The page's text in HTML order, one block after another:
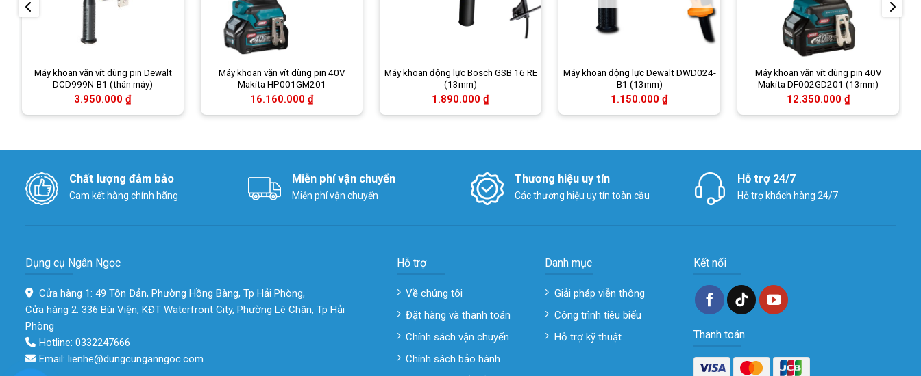
Máy khoan vặn vít dùng pin Dewalt
DCD999N-B1 (thân máy)
3.950.000 ₫
Máy khoan vặn vít dùng pin 40V
Makita HP001GM201
16.160.000 ₫
Máy khoan động lực Bosch GSB 16 RE
(13mm)
1.890.000 ₫
Máy khoan động lực Dewalt DWD024-
B1 (13mm)
1.150.000 ₫
Máy khoan vặn vít dùng pin 40V
Makita DF002GD201 (13mm)
12.350.000 ₫
Chất lượng đảm bảo
Cam kết hàng chính hãng
Miễn phí vận chuyển
Miễn phí vận chuyển
Thương hiệu uy tín
Các thương hiệu uy tín toàn cầu
Hỗ trợ 24/7
Hỗ trợ khách hàng 24/7
Dụng cụ Ngân Ngọc
Cửa hàng 1: 49 Tôn Đản, Phường Hồng Bàng, Tp Hải Phòng,
Cửa hàng 2: 336 Bùi Viện, KĐT Waterfront City, Phường Lê Chân, Tp Hải
Phòng
Hotline: 0332247666
Email: lienhe@dungcunganngoc.com
Hỗ trợ
Về chúng tôi
Đặt hàng và thanh toán
Chính sách vận chuyển
Chính sách bảo hành
Danh mục
Giải pháp viễn thông
Công trình tiêu biểu
Hỗ trợ kỹ thuật
Kết nối
Thanh toán